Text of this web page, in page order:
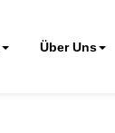
Über Uns